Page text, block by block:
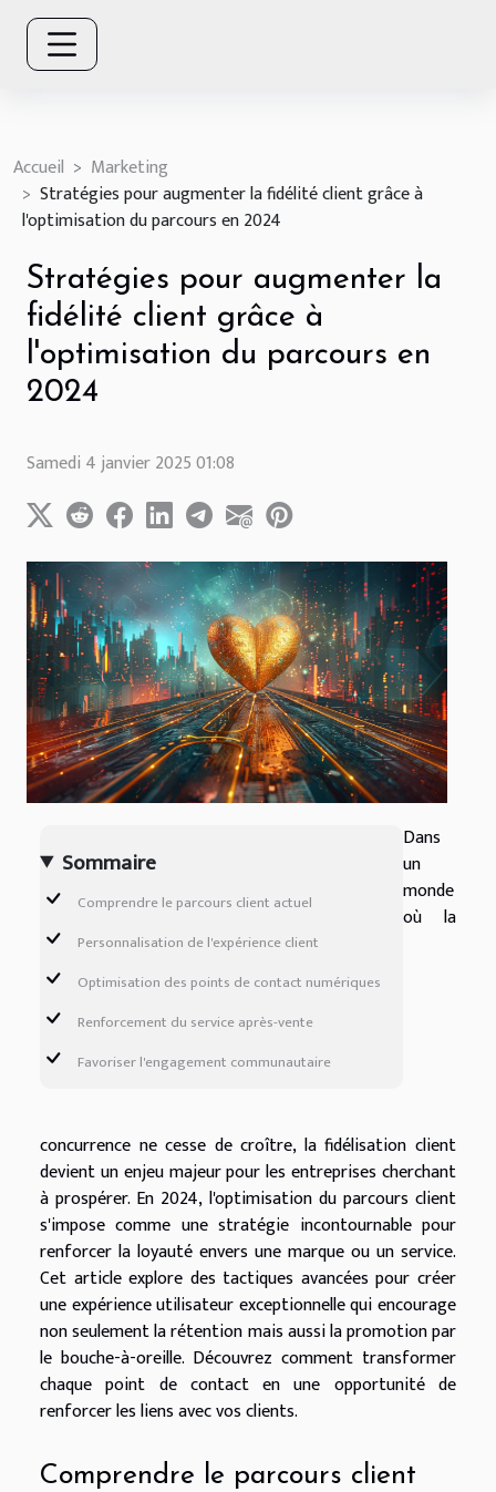
Accueil
Marketing
Stratégies pour augmenter la fidélité client grâce à
l'optimisation du parcours en 2024
Stratégies pour augmenter la
fidélité client grâce à
l'optimisation du parcours en
2024
Samedi 4 janvier 2025 01:08
Sommaire
Comprendre le parcours client actuel
Personnalisation de l'expérience client
Optimisation des points de contact numériques
Renforcement du service après-vente
Favoriser l'engagement communautaire
Dans
un
monde
où la
concurrence ne cesse de croître, la fidélisation client
devient un enjeu majeur pour les entreprises cherchant
à prospérer. En 2024, l'optimisation du parcours client
s'impose comme une stratégie incontournable pour
renforcer la loyauté envers une marque ou un service.
Cet article explore des tactiques avancées pour créer
une expérience utilisateur exceptionnelle qui encourage
non seulement la rétention mais aussi la promotion par
le bouche-à-oreille. Découvrez comment transformer
chaque point de contact en une opportunité de
renforcer les liens avec vos clients.
Comprendre le parcours client